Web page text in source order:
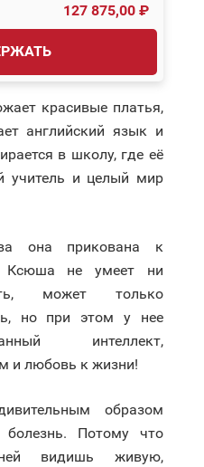
127 875,00 ₽
красивые платья,
английский язык и
в школу, где её
учитель и целый мир
она прикована к
Ксюша не умеет ни
может только
но при этом у нее
интеллект,
и любовь к жизни!
образом
болезнь. Потому что
видишь живую,